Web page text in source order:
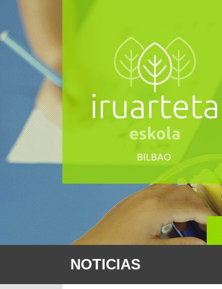
NOTICIAS